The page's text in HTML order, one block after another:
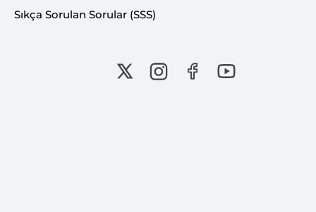
Sıkça Sorulan Sorular (SSS)
alanında daha bilinçli adımlar atmaları
hedeflenmiştir.
Araştırmacı Kampımız, bilgi üretimini teşvik